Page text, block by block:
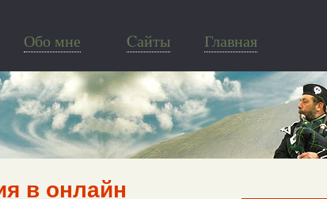
Обо мне Cайты Главная
в онлайн